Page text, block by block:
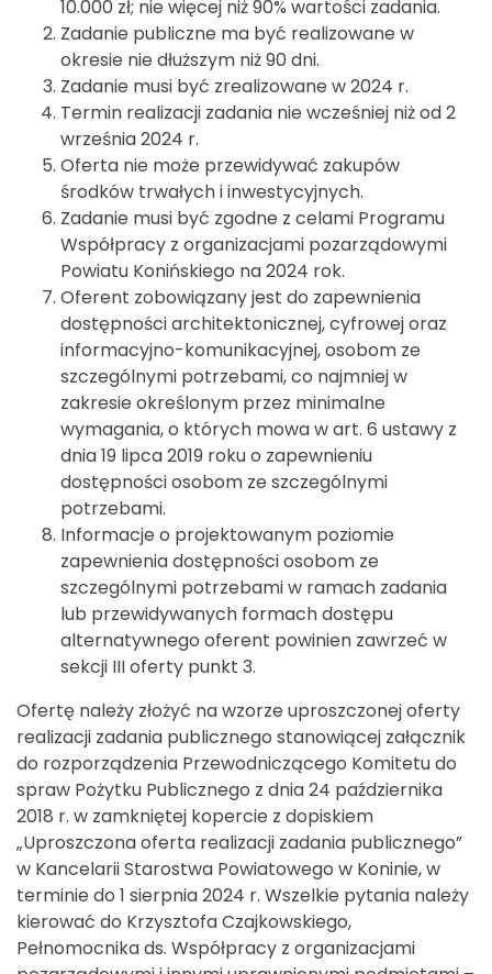
10.000 zł; nie więcej niż 90% wartości zadania.
Zadanie publiczne ma być realizowane w
okresie nie dłuższym niż 90 dni.
Zadanie musi być zrealizowane w 2024 r.
Termin realizacji zadania nie wcześniej niż od 2
września 2024 r.
Oferta nie może przewidywać zakupów
środków trwałych i inwestycyjnych.
Zadanie musi być zgodne z celami Programu
Współpracy z organizacjami pozarządowymi
Powiatu Konińskiego na 2024 rok.
Oferent zobowiązany jest do zapewnienia
dostępności architektonicznej, cyfrowej oraz
informacyjno-komunikacyjnej, osobom ze
szczególnymi potrzebami, co najmniej w
zakresie określonym przez minimalne
wymagania, o których mowa w art. 6 ustawy z
dnia 19 lipca 2019 roku o zapewnieniu
dostępności osobom ze szczególnymi
potrzebami.
Informacje o projektowanym poziomie
zapewnienia dostępności osobom ze
szczególnymi potrzebami w ramach zadania
lub przewidywanych formach dostępu
alternatywnego oferent powinien zawrzeć w
sekcji III oferty punkt 3.
Ofertę należy złożyć na wzorze uproszczonej oferty
realizacji zadania publicznego stanowiącej załącznik
do rozporządzenia Przewodniczącego Komitetu do
spraw Pożytku Publicznego z dnia 24 października
2018 r. w zamkniętej kopercie z dopiskiem
„Uproszczona oferta realizacji zadania publicznego”
w Kancelarii Starostwa Powiatowego w Koninie, w
terminie do 1 sierpnia 2024 r. Wszelkie pytania należy
kierować do Krzysztofa Czajkowskiego,
Pełnomocnika ds. Współpracy z organizacjami